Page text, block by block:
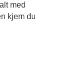
med
kjem du